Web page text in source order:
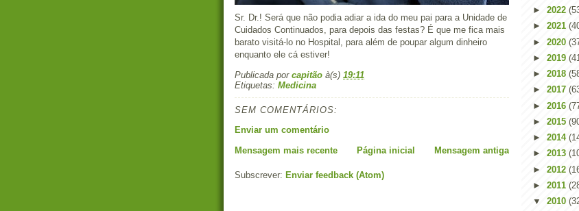
Sr. Dr.! Será que não podia adiar a ida do meu pai para a Unidade de
Cuidados Continuados, para depois das festas? É que me fica mais
barato visitá-lo no Hospital, para além de poupar algum dinheiro
enquanto ele cá estiver!
Publicada por capitão à(s) 19:11
Etiquetas: Medicina
SEM COMENTÁRIOS:
Enviar um comentário
Mensagem mais recente
Mensagem antiga
Página inicial
Subscrever: Enviar feedback (Atom)
► 2022
► 2021
► 2020
► 2019
► 2018
► 2017
► 2016
► 2015
► 2014
► 2013
► 2012
► 2011
▼ 2010